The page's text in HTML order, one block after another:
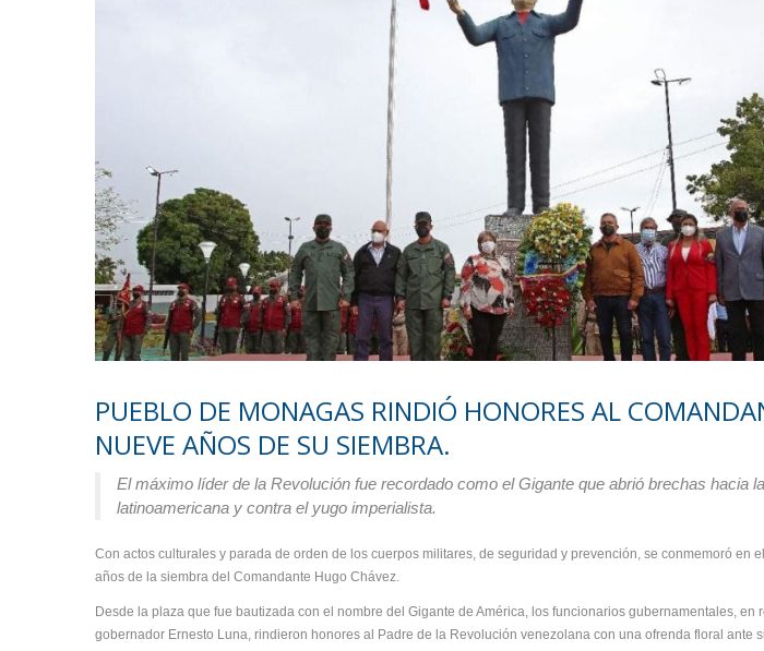
PUEBLO DE MONAGAS RINDIÓ HONORES AL
NUEVE AÑOS DE SU SIEMBRA.
El máximo líder de la Revolución fue recordado como el Gigante que abrió brechas hacia
latinoamericana y contra el yugo imperialista.
Con actos culturales y parada de orden de los cuerpos militares, de seguridad y prevención, se conmemoró en
años de la siembra del Comandante Hugo Chávez.
Desde la plaza que fue bautizada con el nombre del Gigante de América, los funcionarios gubernamentales, en
gobernador Ernesto Luna, rindieron honores al Padre de la Revolución venezolana con una ofrenda floral ante